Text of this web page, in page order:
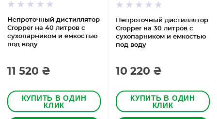
Непроточный дистиллятор
Cropper на 40 литров с
сухопарником и емкостью
под воду
11 520 ₴
КУПИТЬ В ОДИН
КЛИК
Непроточный дистиллятор
Cropper на 30 литров с
сухопарником и емкостью
под воду
10 220 ₴
КУПИТЬ В ОДИН
КЛИК